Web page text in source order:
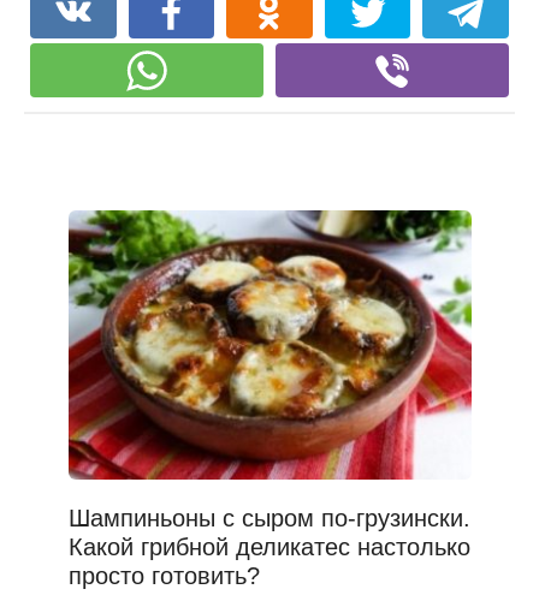
Шампиньоны с сыром по-грузински.
Какой грибной деликатес настолько
просто готовить?